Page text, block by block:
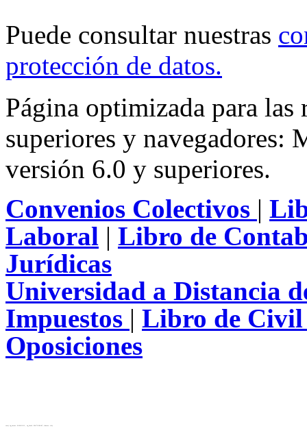
Puede consultar nuestras
protección de datos.
Página optimizada para
superiores y
versión 6.0 y superiores.
Convenios Colectivos |
Laboral | Libro de
Jurídicas
Universidad a Distancia
Impuestos | Libro de
Oposiciones
test( ip_server: 10.28.12.31 , ip_local: 216.73.216.47, cluster: cls)